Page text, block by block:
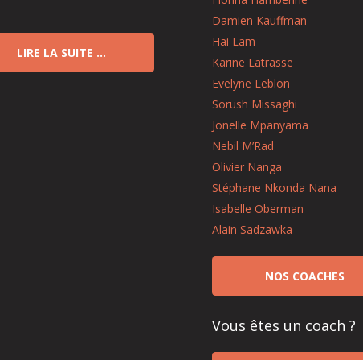
LIRE LA SUITE …
Damien Kauffman
Hai Lam
Karine Latrasse
Evelyne Leblon
Sorush Missaghi
Jonelle Mpanyama
Nebil M’Rad
Olivier Nanga
Stéphane Nkonda Nana
Isabelle Oberman
Alain Sadzawka
NOS COACHES
Vous êtes un coach ?